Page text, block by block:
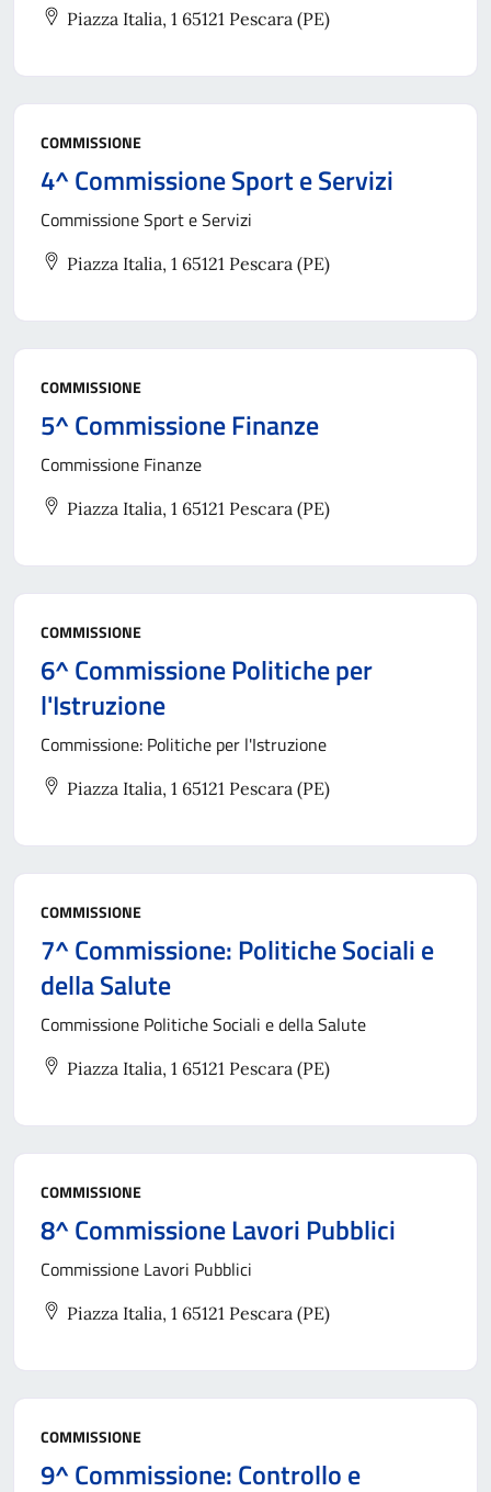
Piazza Italia, 1 65121 Pescara (PE)
COMMISSIONE
4^ Commissione Sport e Servizi
Commissione Sport e Servizi
Piazza Italia, 1 65121 Pescara (PE)
COMMISSIONE
5^ Commissione Finanze
Commissione Finanze
Piazza Italia, 1 65121 Pescara (PE)
COMMISSIONE
6^ Commissione Politiche per
l'Istruzione
Commissione: Politiche per l'Istruzione
Piazza Italia, 1 65121 Pescara (PE)
COMMISSIONE
7^ Commissione: Politiche Sociali e
della Salute
Commissione Politiche Sociali e della Salute
Piazza Italia, 1 65121 Pescara (PE)
COMMISSIONE
8^ Commissione Lavori Pubblici
Commissione Lavori Pubblici
Piazza Italia, 1 65121 Pescara (PE)
COMMISSIONE
9^ Commissione: Controllo e